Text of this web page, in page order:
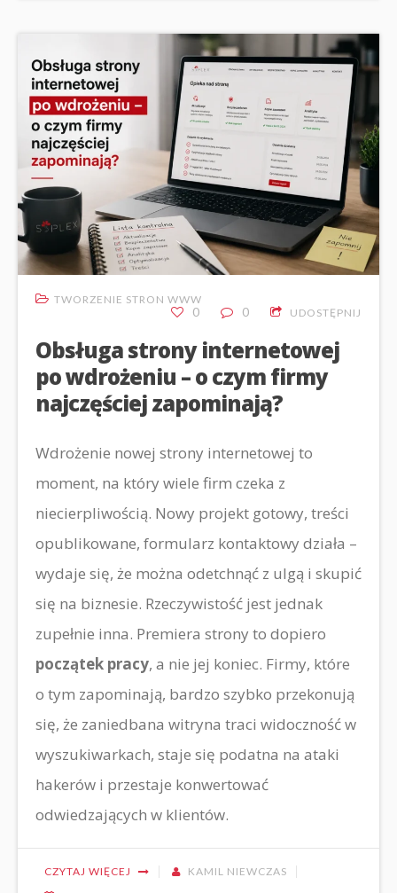
TWORZENIE STRON WWW
0 0 UDOSTĘPNIJ
Obsługa strony internetowej
po wdrożeniu – o czym firmy
najczęściej zapominają?
Wdrożenie nowej strony internetowej to
moment, na który wiele firm czeka z
niecierpliwością. Nowy projekt gotowy, treści
opublikowane, formularz kontaktowy działa –
wydaje się, że można odetchnąć z ulgą i skupić
się na biznesie. Rzeczywistość jest jednak
zupełnie inna. Premiera strony to dopiero
początek pracy, a nie jej koniec. Firmy, które
o tym zapominają, bardzo szybko przekonują
się, że zaniedbana witryna traci widoczność w
wyszukiwarkach, staje się podatna na ataki
hakerów i przestaje konwertować
odwiedzających w klientów.
CZYTAJ WIĘCEJ
KAMIL NIEWCZAS